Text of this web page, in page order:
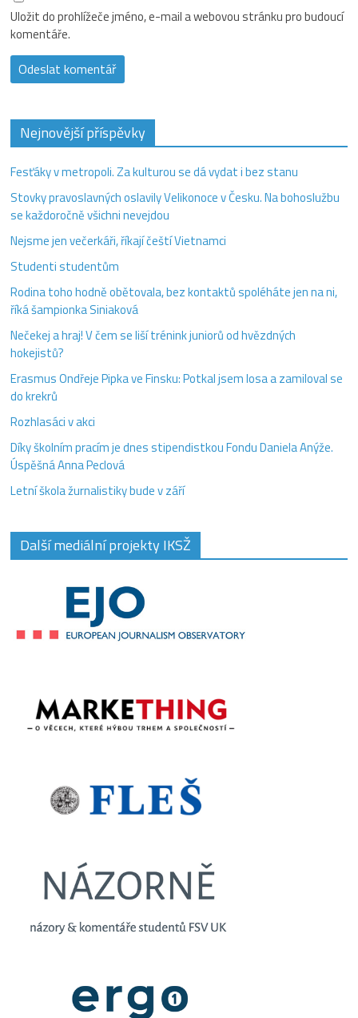
Uložit do prohlížeče jméno, e-mail a webovou stránku pro budoucí
komentáře.
Nejnovější příspěvky
Fesťáky v metropoli. Za kulturou se dá vydat i bez stanu
Stovky pravoslavných oslavily Velikonoce v Česku. Na bohoslužbu
se každoročně všichni nevejdou
Nejsme jen večerkáři, říkají čeští Vietnamci
Studenti studentům
Rodina toho hodně obětovala, bez kontaktů spoléháte jen na ni,
říká šampionka Siniaková
Nečekej a hraj! V čem se liší trénink juniorů od hvězdných
hokejistů?
Erasmus Ondřeje Pipka ve Finsku: Potkal jsem losa a zamiloval se
do krekrů
Rozhlasáci v akci
Díky školním pracím je dnes stipendistkou Fondu Daniela Anýže.
Úspěšná Anna Peclová
Letní škola žurnalistiky bude v září
Další mediální projekty IKSŽ